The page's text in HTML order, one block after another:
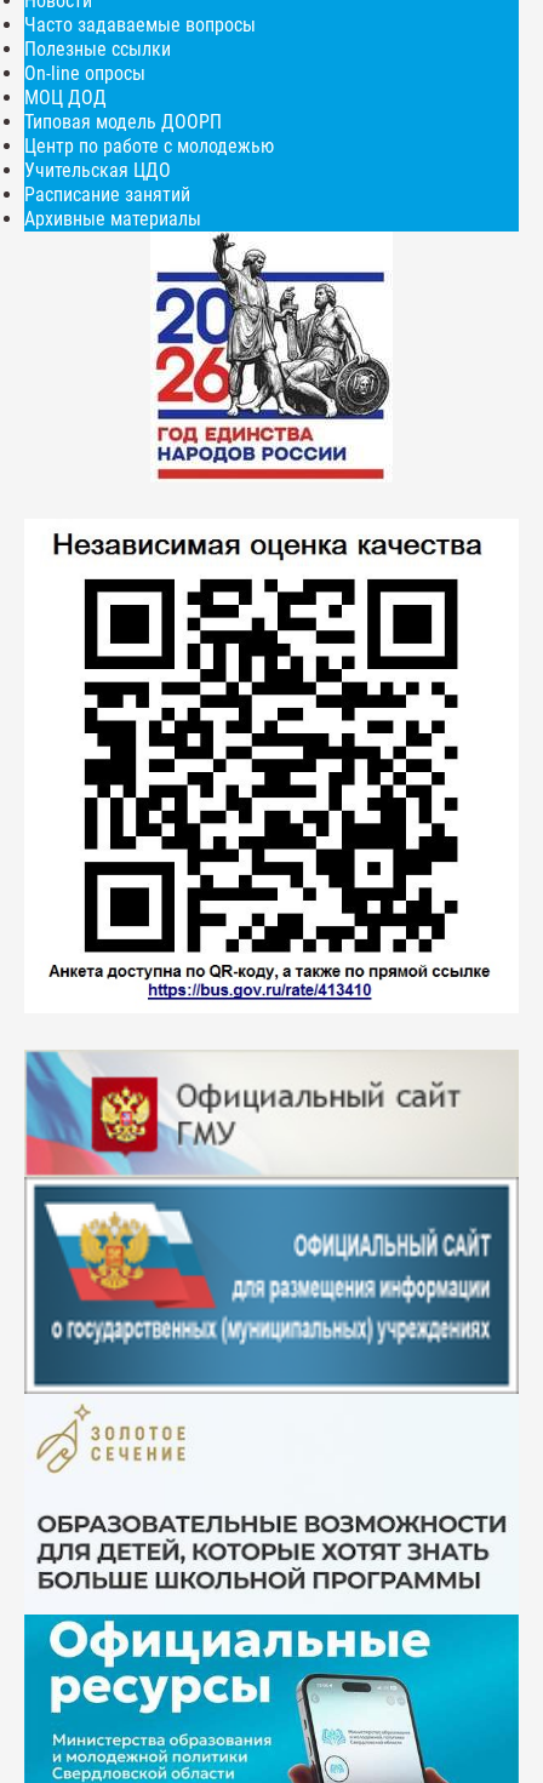
Часто задаваемые вопросы
Полезные ссылки
On-line опросы
МОЦ ДОД
Типовая модель ДООРП
Центр по работе с молодежью
Учительская ЦДО
Расписание занятий
Архивные материалы